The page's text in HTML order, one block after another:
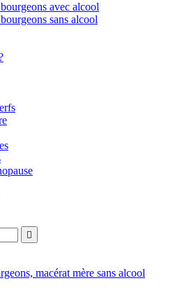
avec alcool
sans alcool

macérat mère sans alcool